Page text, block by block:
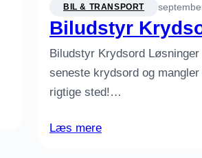
BIL & TRANSPORT
Biludstyr
Biludstyr Krydsord
seneste krydsord og
rigtige sted!…
Læs mere